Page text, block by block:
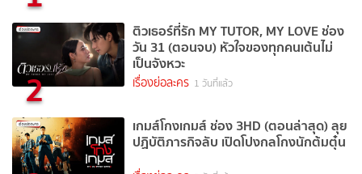
2
ติวเธอร์ที่รัก MY TUTOR, MY LOVE ช่อง
วัน 31 (ตอนจบ) หัวใจของทุกคนเต้นไม่
เป็นจังหวะ
เรื่องย่อละคร 1 วันที่แล้ว
เกมส์โกงเกมส์ ช่อง 3HD (ตอนล่าสุด) ลุย
ปฏิบัติภารกิจลับ เปิดโปงกลโกงนักต้มตุ๋น